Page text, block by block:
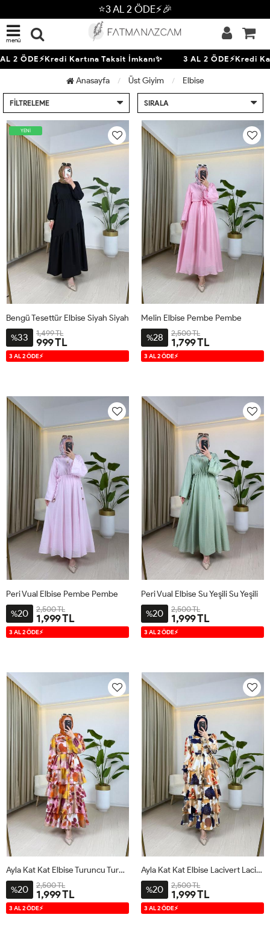
⭐3 AL 2 ÖDE⚡🎉
menü
ÖDE⚡Kredi Kartına Taksit İmkanı✨ 3 AL 2 ÖDE⚡Kredi
Anasayfa Üst Giyim Elbise
FILTRELEME SIRALA
YENİ
38
Bengü Tesettür Elbise Siyah Siyah
%33 1,499 TL
999 TL
3 AL 2 ÖDE⚡
Melin Elbise Pembe Pembe
%28 2,500 TL
1,799 TL
3 AL 2 ÖDE⚡
S
Peri Vual Elbise Pembe Pembe
%20 2,500 TL
1,999 TL
3 AL 2 ÖDE⚡ S
Peri Vual Elbise Su Yeşili Su Yeşili
%20 2,500 TL
1,999 TL
3 AL 2 ÖDE⚡
S
Ayla Kat Kat Elbise Turuncu Turuncu
%20 2,500 TL
1,999 TL
3 AL 2 ÖDE⚡ S
Ayla Kat Kat Elbise Lacivert Lacivert
%20 2,500 TL
1,999 TL
3 AL 2 ÖDE⚡